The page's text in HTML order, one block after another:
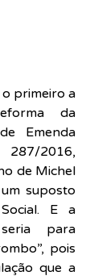
primeiro a
da
Emenda
2016,
de Michel
suposto
E a
para
pois
que a